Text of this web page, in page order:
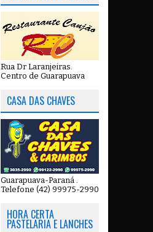
Rua Dr Laranjeiras.
Centro de Guarapuava
CASA DAS CHAVES
Guarapuava-Paraná .
Telefone (42) 99975-2990
HORA CERTA
PASTELARIA E LANCHES